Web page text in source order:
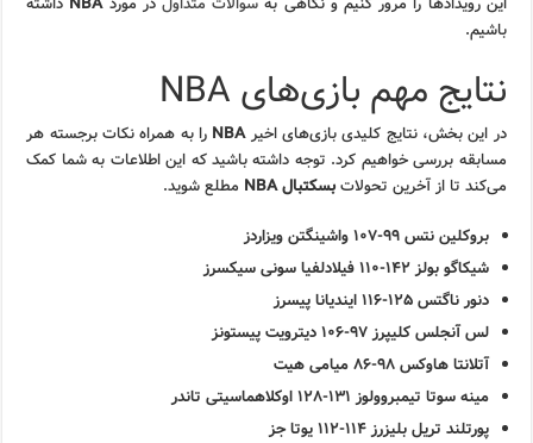
باشیم.
نتایج مهم بازی‌های NBA
در این بخش، نتایج کلیدی بازی‌های اخیرNBA را به همراه نکات برجسته هر
مسابقه بررسی خواهیم کرد. توجه داشته باشید که این اطلاعات به شما کمک
می‌کند تا از آخرین تحولاتبسکتبال NBA
مطلع شوید.
بروکلین نتس ۹۹-۱۰۷ واشینگتن ویزاردز
شیکاگو بولز ۱۴۲-۱۱۰ فیلادلفیا سونی سیکسرز
دنور ناگتس ۱۲۵-۱۱۶ ایندیانا پیسرز
لس آنجلس کلیپرز ۹۷-۱۰۶ دیترویت پیستونز
آتلانتا هاوکس ۹۸-۸۶ میامی هیت
مینه سوتا تیمبروولوز ۱۳۱-۱۲۸ اوکلاهماسیتی تاندر
پورتلند تریل بلیزرز ۱۱۴-۱۱۲ یوتا جز